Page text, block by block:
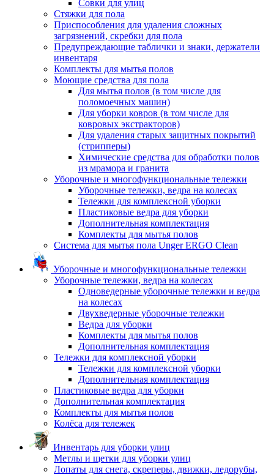
Совки для улиц
Стяжки для пола
Приспособления для удаления сложных
загрязнений, скребки для пола
Предупреждающие таблички и знаки, держатели
инвентаря
Комплекты для мытья полов
Моющие средства для пола
Для мытья полов (в том числе для
поломоечных машин)
Для уборки ковров (в том числе для
ковровых экстракторов)
Для удаления старых защитных покрытий
(стрипперы)
Химические средства для обработки полов
из мрамора и гранита
Уборочные и многофункциональные тележки
Уборочные тележки, ведра на колесах
Тележки для комплексной уборки
Пластиковые ведра для уборки
Дополнительная комплектация
Комплекты для мытья полов
Система для мытья пола Unger ERGO Clean
Уборочные и многофункциональные тележки
Уборочные тележки, ведра на колесах
Одноведерные уборочные тележки и ведра
на колесах
Двухведерные уборочные тележки
Ведра для уборки
Комплекты для мытья полов
Дополнительная комплектация
Тележки для комплексной уборки
Тележки для комплексной уборки
Дополнительная комплектация
Пластиковые ведра для уборки
Дополнительная комплектация
Комплекты для мытья полов
Колёса для тележек
Инвентарь для уборки улиц
Метлы и щетки для уборки улиц
Лопаты для снега, скреперы, движки, ледорубы,